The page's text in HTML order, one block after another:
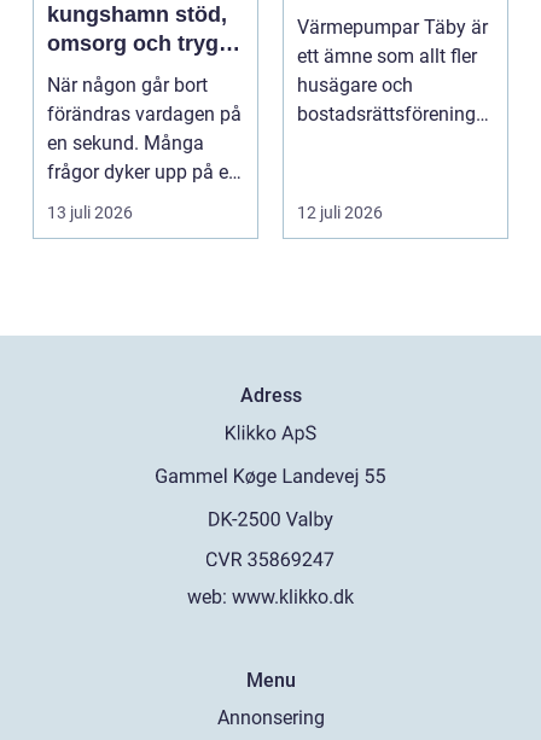
kungshamn stöd,
omsorg och trygg
vägledning
När någon går bort
förändras vardagen på
en sekund. Många
frågor dyker upp på en
gång: Vad händer nu...
13 juli 2026
Värmepumpar Täby är
ett ämne som allt fler
husägare och
bostadsrättsföreningar
12 juli 2026
Adress
web: www.klikko.dk
Menu
Annonsering